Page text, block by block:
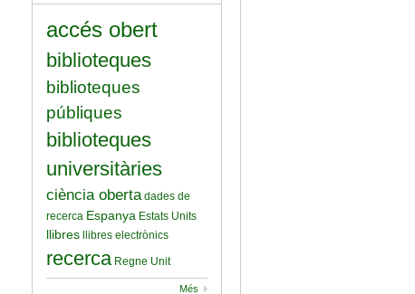
accés obert
biblioteques
biblioteques
públiques
biblioteques
universitàries
ciència oberta dades de
recerca Espanya Estats Units
llibres llibres electrònics
recerca Regne Unit
Més